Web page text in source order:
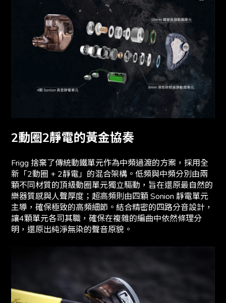
2動圈2靜電的黃金協奏
Frigg 捨棄了傳統動鐵單元作為中頻過渡的方案，採用全
新「2動圈 + 2靜電」的混合架構。低頻與中頻分別由兩
顆不同材質的頂級動圈單元獨立驅動，旨在還原最自然的
樂器質感與人聲厚度；超高頻則由四顆 Sonion 靜電單元
主導，確保極致的高頻細節。結合精密的四路分音設計，
讓4顆單元各司其職，確保在複雜的編曲中依然條理分
明，還原出純淨無染的聲音原貌。